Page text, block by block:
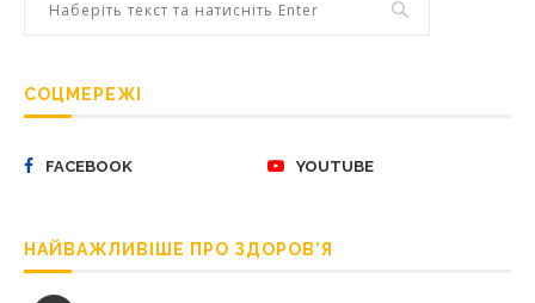
СОЦМЕРЕЖІ
FACEBOOK YOUTUBE
НАЙВАЖЛИВІШЕ ПРО ЗДОРОВ’Я